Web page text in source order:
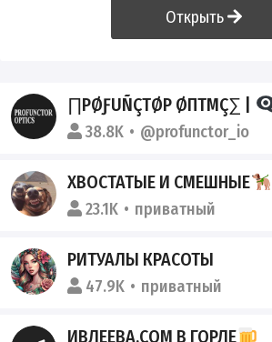
Открыть
∏ΡØƑUÑÇΤØΡ ØΠΤΜÇ∑ |
38.8K @profunctor_io
ХВОСТАТЫЕ И СМЕШНЫЕ
23.1K приватный
РИТУАЛЫ КРАСОТЫ
47.9K приватный
ИВЛЕЕВА.COM В ГОРЛЕ